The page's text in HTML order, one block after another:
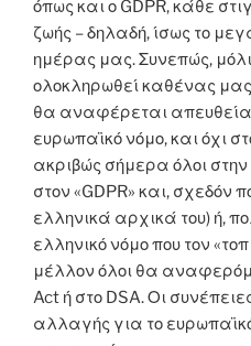
όπως και ο GDPR, κάθε
ζωής – δηλαδή, ίσως το
ημέρας μας. Συνεπώς,
ολοκληρωθεί καθένας
θα αναφέρεται
ευρωπαϊκό νόμο, και όχι
ακριβώς σήμερα όλοι
στον «GDPR» και, σχεδόν
ελληνικά αρχικά του) ή,
ελληνικό νόμο που τον
μέλλον όλοι θα
Act ή στο DSA. Οι
αλλαγής για το